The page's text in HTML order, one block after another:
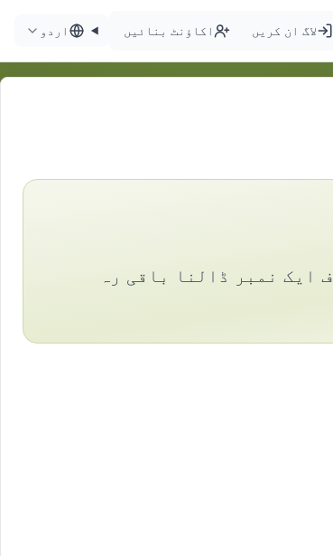
لاگ ان کریں اکاؤنٹ بنائیں اردو
ایک نمبر ڈالنا باقی رہ